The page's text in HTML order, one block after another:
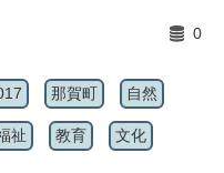
0
那賀町 自然
祉 教育 文化